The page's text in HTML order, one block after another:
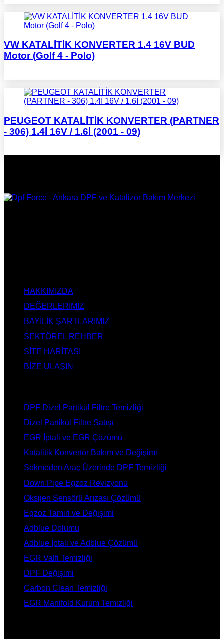
VW KATALİTİK KONVERTER 1.4 16V BUD
Motor (Golf 4 - Polo)
PEUGEOT KATALİTİK KONVERTER (PARTNER
- 306) 1.4İ 16V / 1.6İ (2001 - 09)
HAKKIMIZDA
DEĞERLERİMİZ
BAYİLİK ŞARTLARIMIZ
SEKTÖREL REHBER
SİTE HARİTASI
BİZE ULAŞIN
DPF Dizel Partikül Filtre Temizliği
Dizel Partikül Filtre Satışı
EGR İptali ve EGR Çözümü
Katalitik Konvertör Bakım ve Değişimi
Sökmeden Araç Üzerinde DPF Temizliği
Down Pipe Egzoz Revizyonu
Oksijen Sensörü Arızası Çözümü
Egzoz Tamiri ve Değişimi
Adblue Dolumu
Adblue İptali ve Adblue Çözümü
EGR Valfi Temizliği
DPF Değişimi
Carbon Clean Temizliği
EGR Manifold Kurum Temizliği